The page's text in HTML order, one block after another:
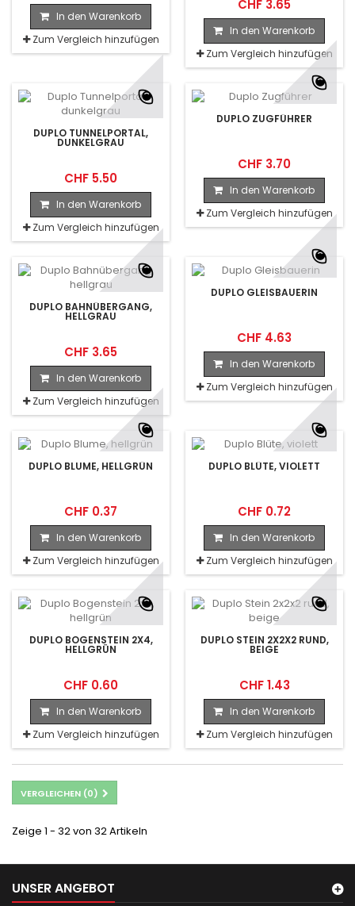
In den Warenkorb
Zum Vergleich hinzufügen
CHF 3.65
In den Warenkorb
Zum Vergleich hinzufügen
DUPLO TUNNELPORTAL,
DUNKELGRAU
CHF 5.50
In den Warenkorb
Zum Vergleich hinzufügen
DUPLO ZUGFÜHRER
CHF 3.70
In den Warenkorb
Zum Vergleich hinzufügen
DUPLO BAHNÜBERGANG,
HELLGRAU
CHF 3.65
In den Warenkorb
Zum Vergleich hinzufügen
DUPLO GLEISBAUERIN
CHF 4.63
In den Warenkorb
Zum Vergleich hinzufügen
DUPLO BLUME, HELLGRÜN
CHF 0.37
In den Warenkorb
Zum Vergleich hinzufügen
DUPLO BLÜTE, VIOLETT
CHF 0.72
In den Warenkorb
Zum Vergleich hinzufügen
DUPLO BOGENSTEIN 2X4,
HELLGRÜN
CHF 0.60
In den Warenkorb
Zum Vergleich hinzufügen
DUPLO STEIN 2X2X2 RUND,
BEIGE
CHF 1.43
In den Warenkorb
Zum Vergleich hinzufügen
VERGLEICHEN (0)
Zeige 1 - 32 von 32 Artikeln
UNSER ANGEBOT